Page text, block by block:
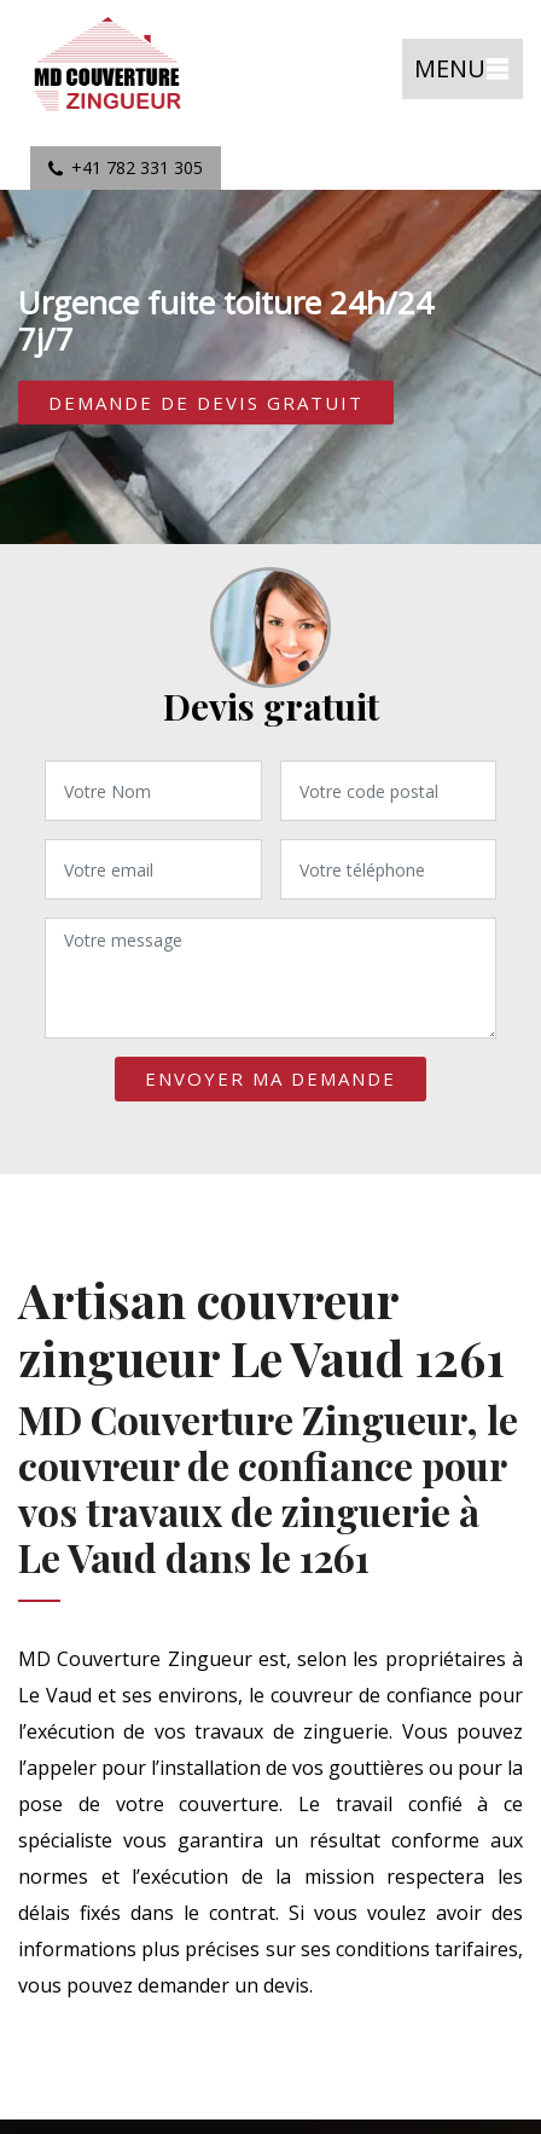
MENU
+41 782 331 305
Urgence fuite toiture 24h/24
7j/7
DEMANDE DE DEVIS GRATUIT
Devis gratuit
Artisan couvreur
zingueur Le Vaud 1261
MD Couverture Zingueur, le
couvreur de confiance pour
vos travaux de zinguerie à
Le Vaud dans le 1261
MD Couverture Zingueur est, selon les propriétaires à
Le Vaud et ses environs, le couvreur de confiance pour
l’exécution de vos travaux de zinguerie. Vous pouvez
l’appeler pour l’installation de vos gouttières ou pour la
pose de votre couverture. Le travail confié à ce
spécialiste vous garantira un résultat conforme aux
normes et l’exécution de la mission respectera les
délais fixés dans le contrat. Si vous voulez avoir des
informations plus précises sur ses conditions tarifaires,
vous pouvez demander un devis.